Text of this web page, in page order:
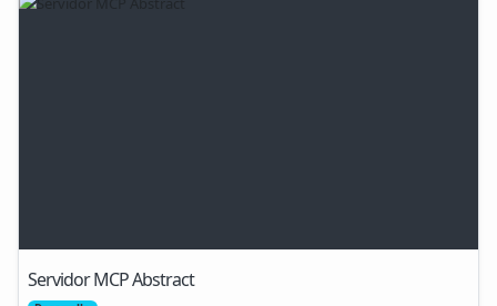
Servidor MCP Abstract